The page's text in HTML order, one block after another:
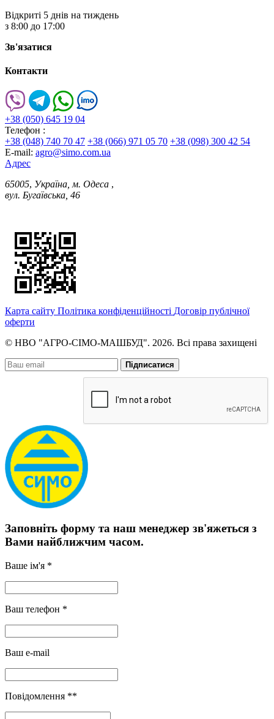
Відкриті 5 днів на тиждень
з 8:00 до 17:00
Зв'язатися
Контакти
+38 (050) 645 19 04
Телефон :
+38 (048) 740 70 47 +38 (066) 971 05 70 +38 (098) 300 42 54
E-mail: agro@simo.com.ua
Адрес
65005, Україна, м. Одеса ,
вул. Бугаївська, 46
Карта сайту Політика конфіденційності Договір публічної
оферти
© НВО "АГРО-СІМО-МАШБУД". 2026. Всі права захищені
Підписатися
Заповніть форму та наш менеджер зв'яжеться з
Вами найближчим часом.
Ваше ім'я *
Ваш телефон *
Ваш e-mail
Повідомлення **